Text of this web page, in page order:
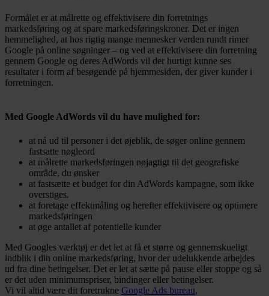
Formålet er at målrette og effektivisere din forretnings
markedsføring og at spare markedsføringskroner. Det er ingen
hemmelighed, at hos rigtig mange mennesker verden rundt rimer
Google på online søgninger – og ved at effektivisere din forretning
gennem Google og deres AdWords vil der hurtigt kunne ses
resultater i form af besøgende på hjemmesiden, der giver kunder i
forretningen.
Med Google AdWords vil du have mulighed for:
at nå ud til personer i det øjeblik, de søger online gennem
fastsatte nøgleord
at målrette markedsføringen nøjagtigt til det geografiske
område, du ønsker
at fastsætte et budget for din AdWords kampagne, som ikke
overstiges.
at foretage effektmåling og herefter effektivisere og optimere
markedsføringen
at øge antallet af potentielle kunder
Med Googles værktøj er det let at få et større og gennemskueligt
indblik i din online markedsføring, hvor der udelukkende arbejdes
ud fra dine betingelser. Det er let at sætte på pause eller stoppe og så
er det uden minimumspriser, bindinger eller betingelser.
Vi vil altid være dit foretrukne Google Ads bureau.